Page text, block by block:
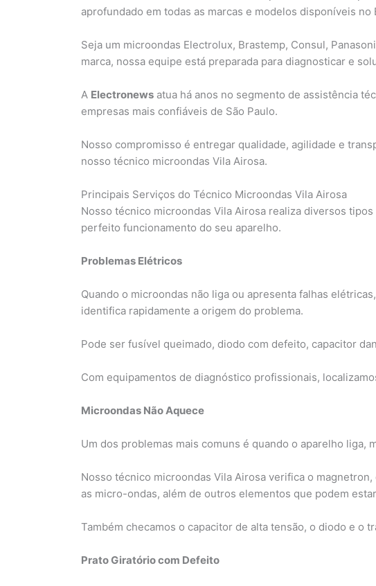
aprofundado em todas as marcas e modelos disponíveis no
Seja um microondas Electrolux, Brastemp, Consul,
marca, nossa equipe está preparada para diagnosticar e
A Electronews atua há anos no segmento de assistência
empresas mais confiáveis de São Paulo.
Nosso compromisso é entregar qualidade, agilidade e
nosso técnico microondas Vila Airosa.
Principais Serviços do Técnico Microondas Vila Airosa
Nosso técnico microondas Vila Airosa realiza diversos
perfeito funcionamento do seu aparelho.
Problemas Elétricos
Quando o microondas não liga ou apresenta falhas
identifica rapidamente a origem do problema.
Pode ser fusível queimado, diodo com defeito, capacitor
Com equipamentos de diagnóstico profissionais,
Microondas Não Aquece
Um dos problemas mais comuns é quando o aparelho liga,
Nosso técnico microondas Vila Airosa verifica o
as micro-ondas, além de outros elementos que podem
Também checamos o capacitor de alta tensão, o diodo e o
Prato Giratório com Defeito